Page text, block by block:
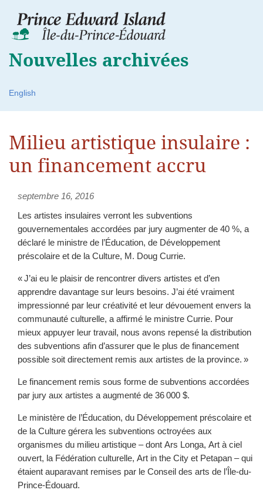
Nouvelles archivées
English
Milieu artistique insulaire :
un financement accru
septembre 16, 2016
Les artistes insulaires verront les subventions
gouvernementales accordées par jury augmenter de 40 %, a
déclaré le ministre de l’Éducation, de Développement
préscolaire et de la Culture, M. Doug Currie.
« J’ai eu le plaisir de rencontrer divers artistes et d’en
apprendre davantage sur leurs besoins. J’ai été vraiment
impressionné par leur créativité et leur dévouement envers la
communauté culturelle, a affirmé le ministre Currie. Pour
mieux appuyer leur travail, nous avons repensé la distribution
des subventions afin d’assurer que le plus de financement
possible soit directement remis aux artistes de la province. »
Le financement remis sous forme de subventions accordées
par jury aux artistes a augmenté de 36 000 $.
Le ministère de l’Éducation, du Développement préscolaire et
de la Culture gérera les subventions octroyées aux
organismes du milieu artistique – dont Ars Longa, Art à ciel
ouvert, la Fédération culturelle, Art in the City et Petapan – qui
étaient auparavant remises par le Conseil des arts de l’Île-du-
Prince-Édouard.